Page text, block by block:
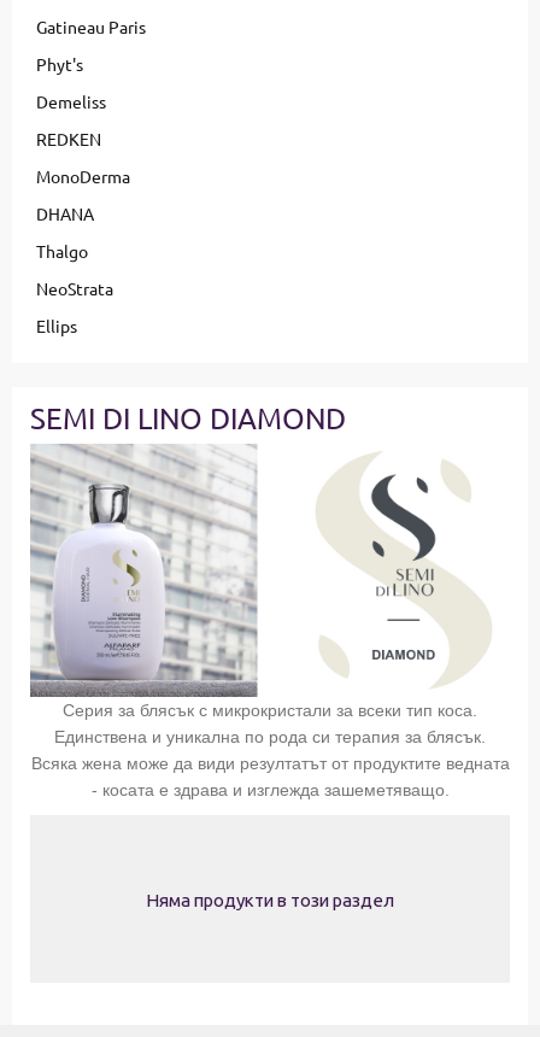
Gatineau Paris
Phyt's
Demeliss
REDKEN
MonoDerma
DHANA
Thalgo
NeoStrata
Ellips
SEMI DI LINO DIAMOND
Серия за блясък с микрокристали за всеки тип коса.
Единствена и уникална по рода си терапия за блясък.
Всяка жена може да види резултатът от продуктите ведната
- косата е здрава и изглежда зашеметяващо.
Няма продукти в този раздел